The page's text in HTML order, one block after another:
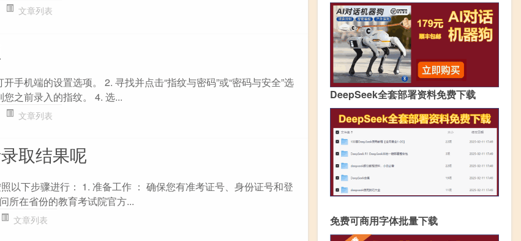
文章列表
手机端的设置选项。 2. 寻找并点击“指纹与密码”或“密码与安全”选
之前录入的指纹。 4. 选...
文章列表
取结果呢
以下步骤进行： 1. 准备工作 ： 确保您有准考证号、身份证号和登
所在省份的教育考试院官方...
文章列表
DeepSeek全套部署资料免费下载
免费可商用字体批量下载